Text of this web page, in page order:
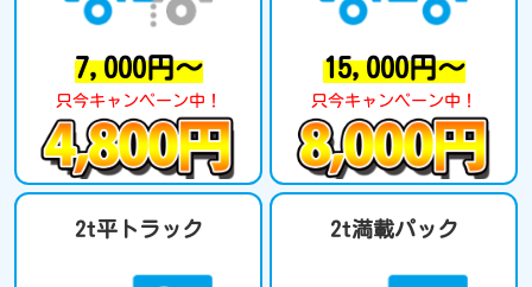
7,000円～
只今キャンペーン中！
15,000円～
只今キャンペーン中！
2t平トラック 2t満載パック